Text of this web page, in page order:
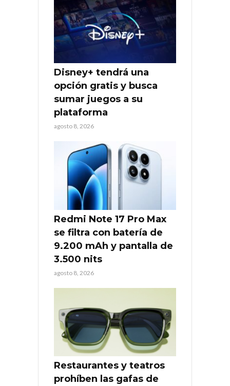
Disney+ tendrá una
opción gratis y busca
sumar juegos a su
plataforma
agosto 8, 2026
Redmi Note 17 Pro Max
se filtra con batería de
9.200 mAh y pantalla de
3.500 nits
agosto 8, 2026
Restaurantes y teatros
prohíben las gafas de